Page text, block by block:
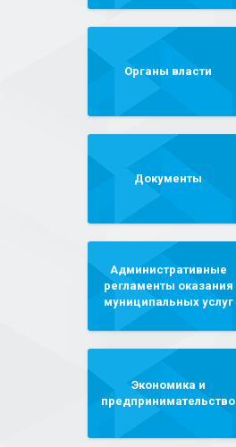
Органы власти
Документы
Административные
регламенты оказания
муниципальных услуг
Экономика и
предпринимательство